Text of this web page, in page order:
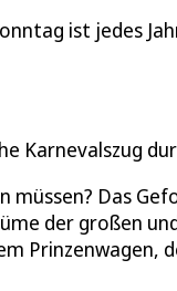
ist jedes
Karnevalszug
müssen? Das
der großen